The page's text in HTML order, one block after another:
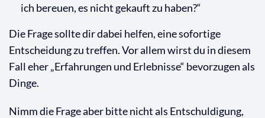
ich bereuen, es nicht gekauft zu haben?“
Die Frage sollte dir dabei helfen, eine sofortige
Entscheidung zu treffen. Vor allem wirst du in diesem
Fall eher „Erfahrungen und Erlebnisse“ bevorzugen als
Dinge.
Nimm die Frage aber bitte nicht als Entschuldigung,